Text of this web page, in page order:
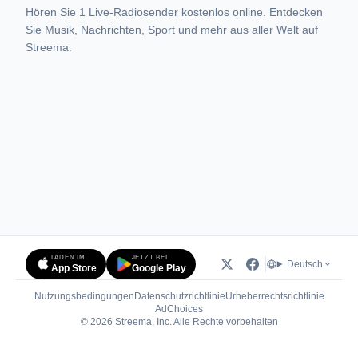
Hören Sie 1 Live-Radiosender kostenlos online. Entdecken
Sie Musik, Nachrichten, Sport und mehr aus aller Welt auf
Streema.
LADEN IM
App Store
JETZT BEI
Google Play Deutsch
Nutzungsbedingungen DatenschutzrichtlinieUrheberrechtsrichtlinie
AdChoices(öffnet in neuem Tab)
© 2026 Streema, Inc. Alle Rechte vorbehalten